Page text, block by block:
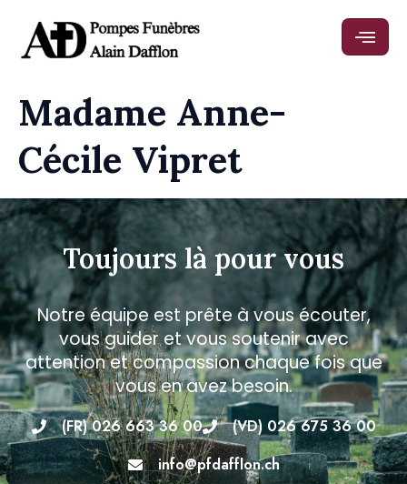
Madame Anne-
Cécile Vipret
Toujours là pour vous
Notre équipe est prête à vous écouter,
vous guider et vous soutenir avec
attention et compassion chaque fois que
vous en avez besoin.
(FR) 026 663 36 00
(VD) 026 675 36 00
info@pfdafflon.ch